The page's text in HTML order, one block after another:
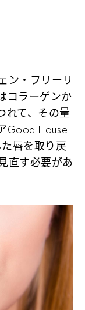
ン・フリーリ
コラーゲンか
れて、その量
Good House
唇を取り戻
直す必要があ